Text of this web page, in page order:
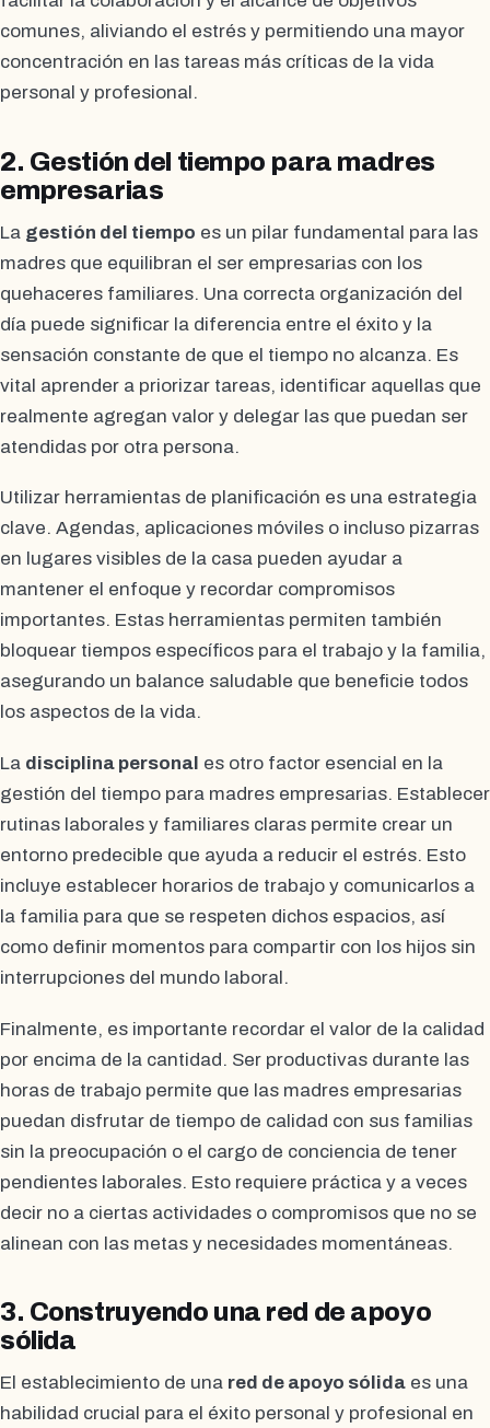
comunes, aliviando el estrés y permitiendo una mayor
concentración en las tareas más críticas de la vida
personal y profesional.
2. Gestión del tiempo para madres
empresarias
La gestión del tiempo es un pilar fundamental para las
madres que equilibran el ser empresarias con los
quehaceres familiares. Una correcta organización del
día puede significar la diferencia entre el éxito y la
sensación constante de que el tiempo no alcanza. Es
vital aprender a priorizar tareas, identificar aquellas que
realmente agregan valor y delegar las que puedan ser
atendidas por otra persona.
Utilizar herramientas de planificación es una estrategia
clave. Agendas, aplicaciones móviles o incluso pizarras
en lugares visibles de la casa pueden ayudar a
mantener el enfoque y recordar compromisos
importantes. Estas herramientas permiten también
bloquear tiempos específicos para el trabajo y la familia,
asegurando un balance saludable que beneficie todos
los aspectos de la vida.
La disciplina personal es otro factor esencial en la
gestión del tiempo para madres empresarias. Establecer
rutinas laborales y familiares claras permite crear un
entorno predecible que ayuda a reducir el estrés. Esto
incluye establecer horarios de trabajo y comunicarlos a
la familia para que se respeten dichos espacios, así
como definir momentos para compartir con los hijos sin
interrupciones del mundo laboral.
Finalmente, es importante recordar el valor de la calidad
por encima de la cantidad. Ser productivas durante las
horas de trabajo permite que las madres empresarias
puedan disfrutar de tiempo de calidad con sus familias
sin la preocupación o el cargo de conciencia de tener
pendientes laborales. Esto requiere práctica y a veces
decir no a ciertas actividades o compromisos que no se
alinean con las metas y necesidades momentáneas.
3. Construyendo una red de apoyo
sólida
El establecimiento de una red de apoyo sólida es una
habilidad crucial para el éxito personal y profesional en